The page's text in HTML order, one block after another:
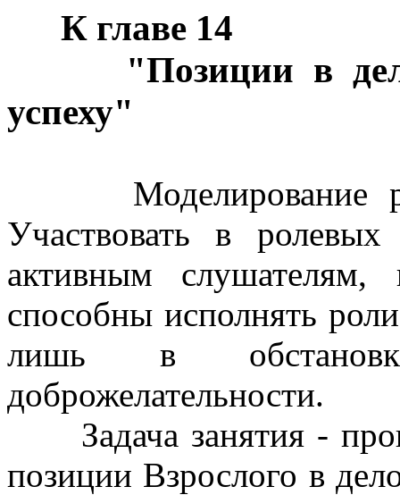
К главе 14
"Позиции в
успеху"
Моделирование
Участвовать в ролевых
активным слушателям,
способны исполнять
лишь в
доброжелательности.
Задача занятия -
позиции Взрослого в